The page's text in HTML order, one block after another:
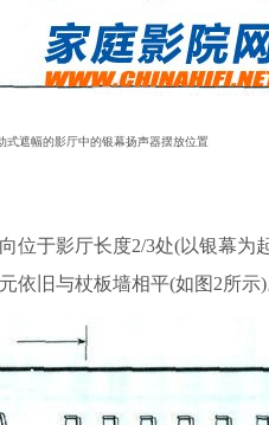
遮幅的影厅中的银幕扬声器摆放位置
于影厅长度2/3处(以银幕为
依旧与杖板墙相平(如图2所